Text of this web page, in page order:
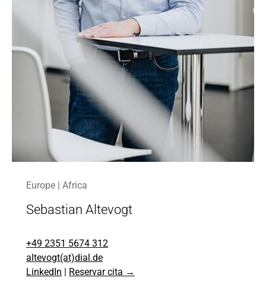
Europe | Africa
Sebastian Altevogt
+49 2351 5674 312
altevogt(at)dial.de
LinkedIn | Reservar cita →